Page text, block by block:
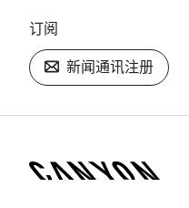
订阅
新闻通讯注册